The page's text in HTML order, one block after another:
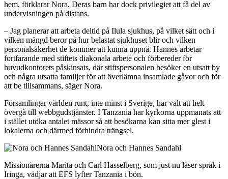
hem, förklarar Nora. Deras barn har dock privilegiet att få del av
undervisningen på distans.
– Jag planerar att arbeta deltid på Ilula sjukhus, på vilket sätt och i
vilken mängd beror på hur belastat sjukhuset blir och vilken
personalsäkerhet de kommer att kunna uppnå. Hannes arbetar
fortfarande med stiftets diakonala arbete och förbereder för
huvudkontorets påskinsats, där stiftspersonalen besöker en utsatt by
och några utsatta familjer för att överlämna insamlade gåvor och för
att be tillsammans, säger Nora.
Församlingar världen runt, inte minst i Sverige, har valt att helt
övergå till webbgudstjänster. I Tanzania har kyrkorna uppmanats att
i stället utöka antalet mässor så att besökarna kan sitta mer glest i
lokalerna och därmed förhindra trängsel.
Nora och Hannes Sandahl
Missionärerna Marita och Carl Hasselberg, som just nu läser språk i
Iringa, vädjar att EFS lyfter Tanzania i bön.